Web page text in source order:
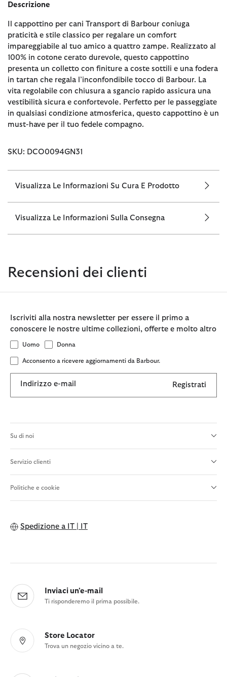
Descrizione
Il cappottino per cani Transport di Barbour coniuga
praticità e stile classico per regalare un comfort
impareggiabile al tuo amico a quattro zampe. Realizzato al
100% in cotone cerato durevole, questo cappottino
presenta un colletto con finiture a coste sottili e una fodera
in tartan che regala l’inconfondibile tocco di Barbour. La
vita regolabile con chiusura a sgancio rapido assicura una
vestibilità sicura e confortevole. Perfetto per le passeggiate
in qualsiasi condizione atmosferica, questo cappottino è un
must-have per il tuo fedele compagno.
SKU: DCO0094GN31
Visualizza Le Informazioni Su Cura E Prodotto
Visualizza Le Informazioni Sulla Consegna
Recensioni dei clienti
Iscriviti alla nostra newsletter per essere il primo a
conoscere le nostre ultime collezioni, offerte e molto altro
Uomo Donna
Acconsento a ricevere aggiornamenti da Barbour.
Indirizzo e-mail Registrati
Su di noi
Servizio clienti
Politiche e cookie
Spedizione a IT | IT
Inviaci un'e-mail
Ti risponderemo il prima possibile.
Store Locator
Trova un negozio vicino a te.